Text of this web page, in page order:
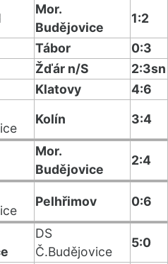
Mor.
Budějovice
1:2
Tábor
0:3
Žďár n/S
2:3sn
Klatovy
4:6
Kolín 3:4
Mor.
Budějovice
2:4
Pelhřimov 0:6
DS
Č.Budějovice
5:0